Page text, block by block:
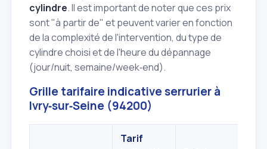
cylindre. Il est important de noter que ces prix
sont "à partir de" et peuvent varier en fonction
de la complexité de l'intervention, du type de
cylindre choisi et de l'heure du dépannage
(jour/nuit, semaine/week‑end).
Grille tarifaire indicative serrurier à
Ivry‑sur‑Seine (94200)
Tarif